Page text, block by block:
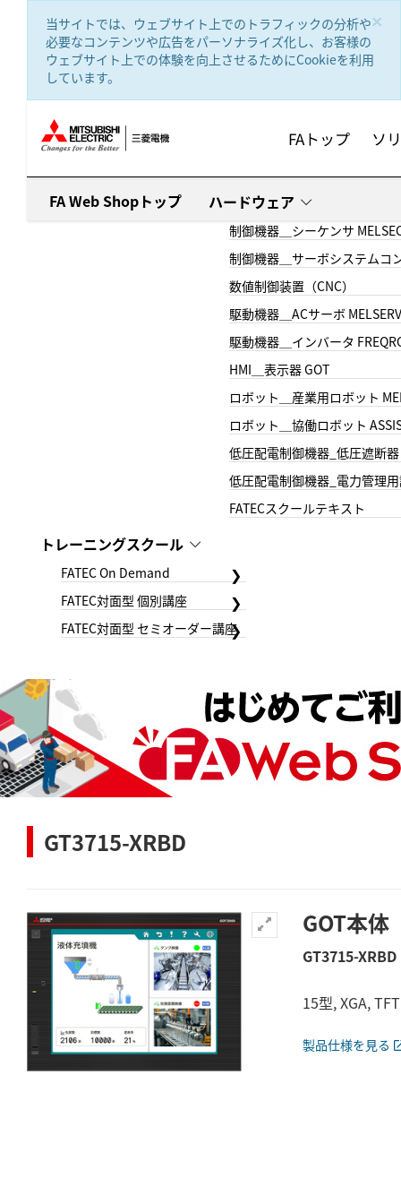
×
当サイトでは、ウェブサイト上でのトラフィックの分析や
必要なコンテンツや広告をパーソナライズ化し、お客様の
ウェブサイト上での体験を向上させるためにCookieを利用
しています。
FAトップ ソ
FA Web Shopトップ ハードウェア
制御機器＿シーケンサ
制御機器＿サーボシステムコ
数値制御装置（CNC）
駆動機器＿ACサーボ
駆動機器＿インバータ
HMI＿表示器 GOT
ロボット＿産業用ロボット
ロボット＿協働ロボット
低圧配電制御機器_低圧遮断器
低圧配電制御機器_電力管理
FATECスクールテキスト
トレーニングスクール
FATEC On Demand
FATEC対面型 個別講座
FATEC対面型 セミオーダー講座
GT3715-XRBD
GOT本体
GT3715-XRBD
15型, XGA,
製品仕様を見る